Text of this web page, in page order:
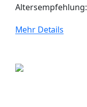
Altersempfehlung:
Mehr Details